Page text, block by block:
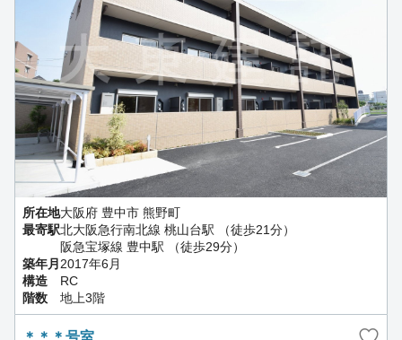
所在地大阪府 豊中市 熊野町
最寄駅北大阪急行南北線 桃山台駅 （徒歩21分）
阪急宝塚線 豊中駅 （徒歩29分）
築年月 2017年6月
構造
RC
階数
地上3階
＊＊＊号室